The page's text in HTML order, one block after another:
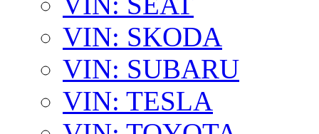
VIN: SKODA
VIN: SUBARU
VIN: TESLA